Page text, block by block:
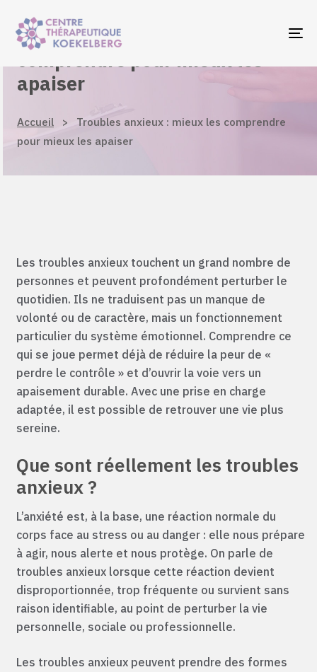
links
primary
navigation
Skip
content
Troubles anxieux : mieux les
comprendre pour mieux les
apaiser
Accueil >
Troubles anxieux : mieux les comprendre
pour mieux les apaiser
Les troubles anxieux touchent un grand nombre de
personnes et peuvent profondément perturber le
quotidien. Ils ne traduisent pas un manque de
volonté ou de caractère, mais un fonctionnement
particulier du système émotionnel. Comprendre ce
qui se joue permet déjà de réduire la peur de «
perdre le contrôle » et d’ouvrir la voie vers un
apaisement durable. Avec une prise en charge
adaptée, il est possible de retrouver une vie plus
sereine.
Que sont réellement les troubles
anxieux ?
L’anxiété est, à la base, une réaction normale du
corps face au stress ou au danger : elle nous prépare
à agir, nous alerte et nous protège. On parle de
troubles anxieux lorsque cette réaction devient
disproportionnée, trop fréquente ou survient sans
raison identifiable, au point de perturber la vie
personnelle, sociale ou professionnelle.
Les troubles anxieux peuvent prendre des formes